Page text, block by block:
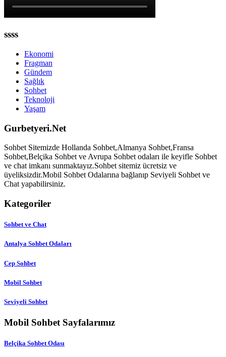
ssss
Ekonomi
Fragman
Gündem
Sağlık
Sohbet
Teknoloji
Yaşam
Gurbetyeri.Net
Sohbet Sitemizde Hollanda Sohbet,Almanya Sohbet,Fransa
Sohbet,Belçika Sohbet ve Avrupa Sohbet odaları ile keyifle Sohbet
ve chat imkanı sunmaktayız.Sohbet sitemiz ücretsiz ve
üyeliksizdir.Mobil Sohbet Odalarına bağlanıp Seviyeli Sohbet ve
Chat yapabilirsiniz.
Kategoriler
Sohbet ve Chat
Antalya Sohbet Odaları
Cep Sohbet
Mobil Sohbet
Seviyeli Sohbet
Mobil Sohbet Sayfalarımız
Belçika Sohbet Odası